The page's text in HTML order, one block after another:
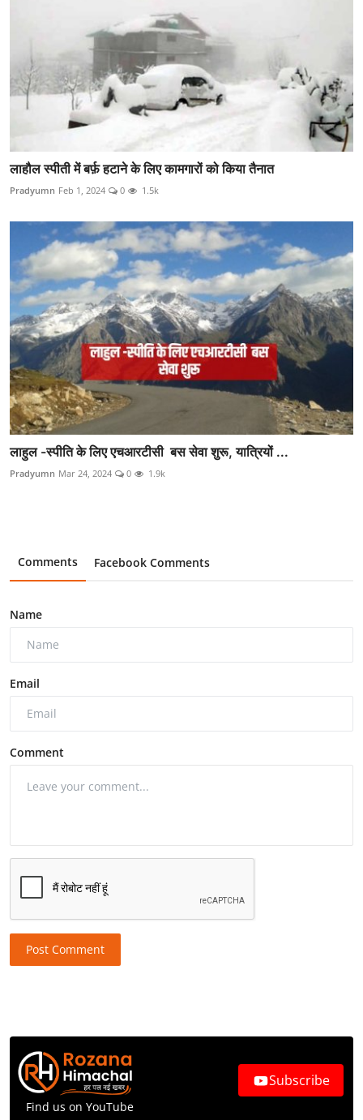
लाहौल स्पीती में बर्फ़ हटाने के लिए कामगारों को किया तैनात
Pradyumn Feb 1, 2024 0 1.5k
लाहुल -स्पीति के लिए एचआरटीसी बस सेवा शुरू, यात्रियों ...
Pradyumn Mar 24, 2024 0 1.9k
Comments Facebook Comments
Name
Email
Comment
Post Comment
Find us on YouTube
Subscribe